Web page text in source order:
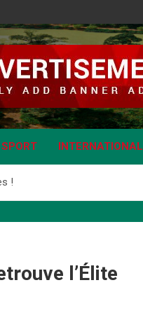
SPORT INTERNATIONAL
!
l’Élite